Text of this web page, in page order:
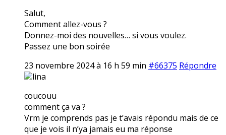
Salut,
Comment allez-vous ?
Donnez-moi des nouvelles… si vous voulez.
Passez une bon soirée
23 novembre 2024 à 16 h 59 min #66375 Répondre
lina
coucouu
comment ça va ?
Vrm je comprends pas je t’avais répondu mais de ce
que je vois il n’ya jamais eu ma réponse